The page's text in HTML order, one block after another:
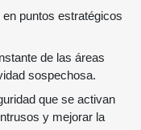
en puntos estratégicos
de las áreas
sospechosa.
que se activan
y mejorar la